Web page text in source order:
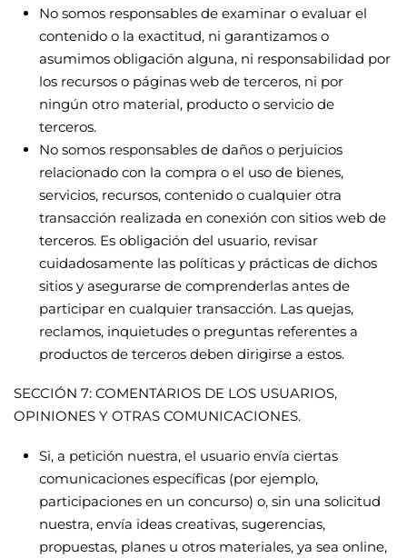
No somos responsables de examinar o evaluar el
contenido o la exactitud, ni garantizamos o
asumimos obligación alguna, ni responsabilidad por
los recursos o páginas web de terceros, ni por
ningún otro material, producto o servicio de
terceros.
No somos responsables de daños o perjuicios
relacionado con la compra o el uso de bienes,
servicios, recursos, contenido o cualquier otra
transacción realizada en conexión con sitios web de
terceros. Es obligación del usuario, revisar
cuidadosamente las políticas y prácticas de dichos
sitios y asegurarse de comprenderlas antes de
participar en cualquier transacción. Las quejas,
reclamos, inquietudes o preguntas referentes a
productos de terceros deben dirigirse a estos.
SECCIÓN 7: COMENTARIOS DE LOS USUARIOS,
OPINIONES Y OTRAS COMUNICACIONES.
Si, a petición nuestra, el usuario envía ciertas
comunicaciones específicas (por ejemplo,
participaciones en un concurso) o, sin una solicitud
nuestra, envía ideas creativas, sugerencias,
propuestas, planes u otros materiales, ya sea online,